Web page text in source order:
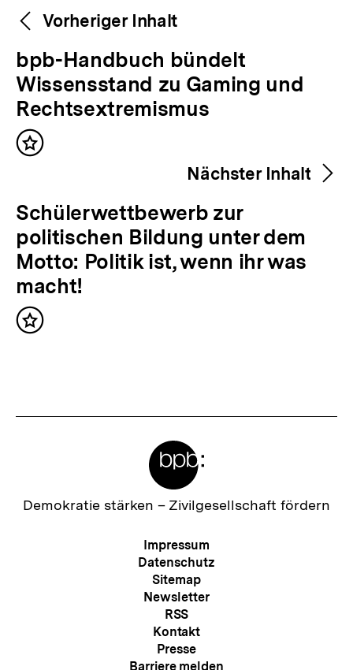
Weitere
Inhalte
Content-
Navigation
Vorheriger Inhalt
V
o
r
h
e
i
g
e
r
I
n
bpb-Handbuch bündelt
Wissensstand zu Gaming und
Rechtsextremismus
Inhalt
Nächster Inhalt
N
ä
c
h
s
t
Schülerwettbewerb zur
politischen Bildung unter dem
Motto: Politik ist, wenn ihr was
macht!
Inhalt
Zur
Demokratie stärken – Zivilgesellschaft fördern
Meta-
Navigation
Impressum
Datenschutz
Sitemap
Newsletter
RSS
Kontakt
Presse
Barriere melden